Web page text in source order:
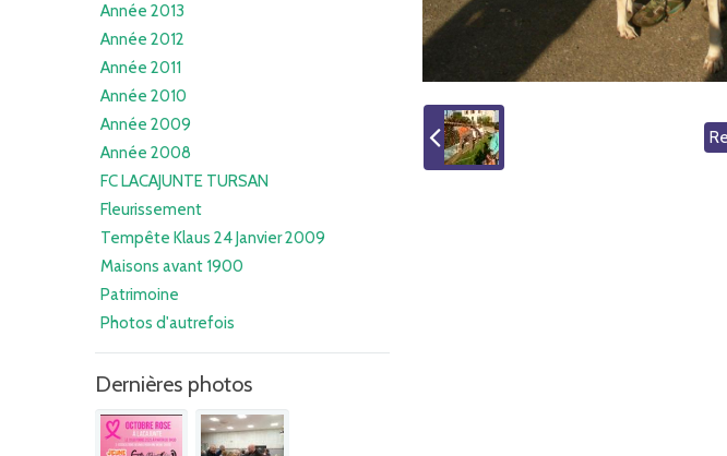
Année 2013
Année 2012
Année 2011
Année 2010
Année 2009
Année 2008
FC LACAJUNTE TURSAN
Fleurissement
Tempête Klaus 24 Janvier 2009
Maisons avant 1900
Patrimoine
Photos d'autrefois
Dernières photos